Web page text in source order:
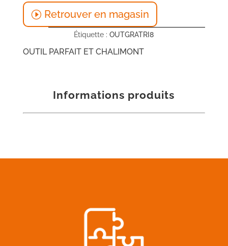
Retrouver en magasin
Étiquette : OUTGRATRI8
OUTIL PARFAIT ET CHALIMONT
Informations produits